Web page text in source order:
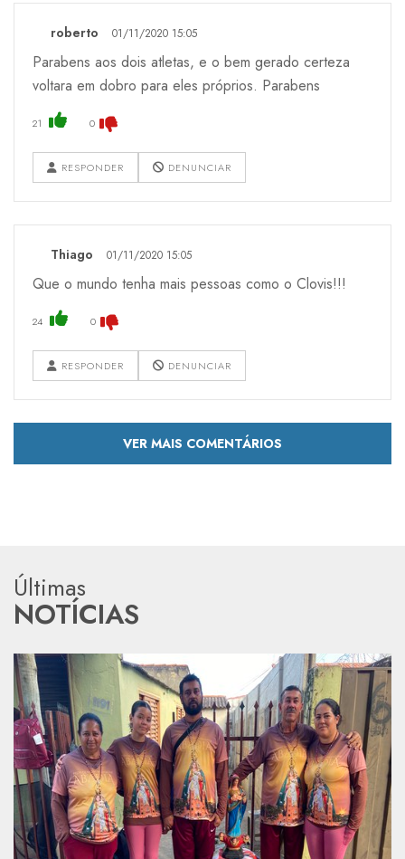
roberto 01/11/2020 15:05
Parabens aos dois atletas, e o bem gerado certeza
voltara em dobro para eles próprios. Parabens
21 0
RESPONDER DENUNCIAR
Thiago 01/11/2020 15:05
Que o mundo tenha mais pessoas como o Clovis!!!
24 0
RESPONDER DENUNCIAR
VER MAIS COMENTÁRIOS
Últimas
NOTÍCIAS